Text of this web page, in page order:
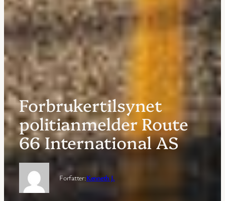
Forbrukertilsynet
politianmelder Route
66 International AS
Forfatter:Kenneth J.